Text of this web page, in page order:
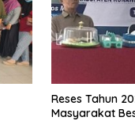
Reses Tahun
Masyarakat